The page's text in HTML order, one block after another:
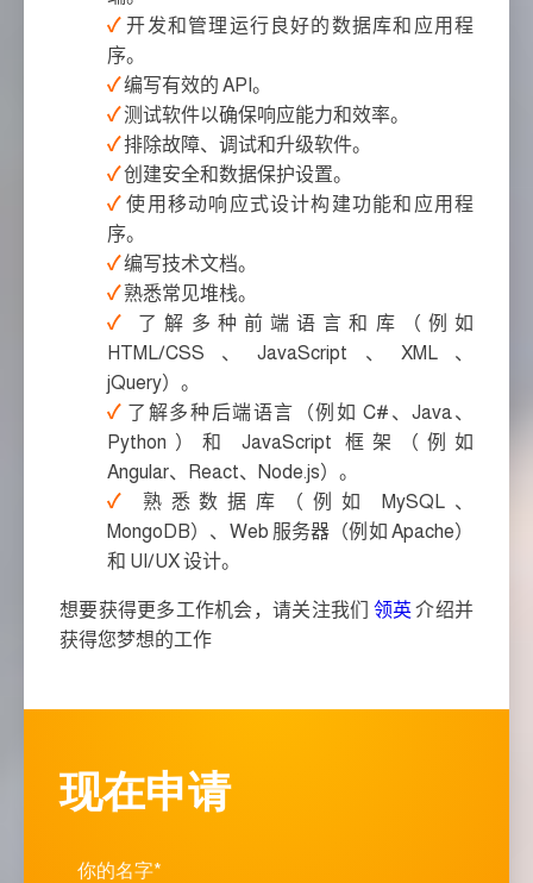
开发和管理运行良好的数据库和应用程
序。
编写有效的 API。
测试软件以确保响应能力和效率。
排除故障、调试和升级软件。
创建安全和数据保护设置。
使用移动响应式设计构建功能和应用程
序。
编写技术文档。
熟悉常见堆栈。
了解多种前端语言和库（例如
HTML/CSS、JavaScript、XML、
jQuery）。
了解多种后端语言（例如 C#、Java、
Python）和 JavaScript 框架（例如
Angular、React、Node.js）。
熟悉数据库（例如 MySQL、
MongoDB）、Web 服务器（例如 Apache）
和 UI/UX 设计。
想要获得更多工作机会，请关注我们 领英介绍并
获得您梦想的工作
现在申请
你的名字*